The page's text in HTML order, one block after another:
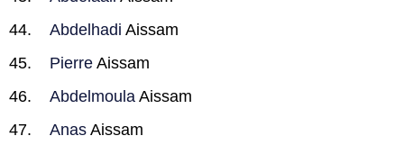
Abdelhadi Aissam
Pierre Aissam
Abdelmoula Aissam
Anas Aissam